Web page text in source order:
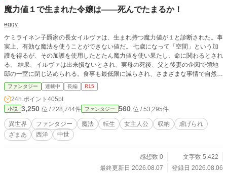
魔力値１で生まれた令嬢は――死んでたまるか！
eggy
ケミライネン子爵家の長女イルヴァは、生まれ持つ魔力値が１と診断された。事
実上、有効な魔法を使うことができない値だ。 七歳になって「空間」という加
護を得るが、その加護を使用したとたん魔力値を使い果たし、命に関わるとされ
る。 結果、イルヴァは出来損ないとされ、実母の死後、父と後妻の企図で領地
邸の一室に閉じ込められる。食事も最低限に減らされ、さまざまな事情で自然死
を願われているらしい。 餓死寸前に追い込まれたイルヴァは、命をかけた選択
を決意する。
ファンタジー 連載中 長編 R15
24h.ポイント 405pt
小説 3,250 位 / 228,744件 ファンタジー 560 位 / 53,295件
異世界 ファンタジー 魔法 転生 女主人公 収納
虐げられ
ざまあ
西洋 中世
感想数 0
文字数 5,422
最終更新日 2026.08.07
登録日 2026.08.06